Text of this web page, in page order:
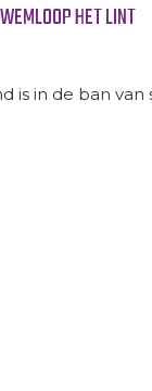
HET LINT
is in de ban